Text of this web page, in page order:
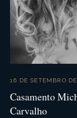
16 DE SETEMBRO
Casamento
Carvalho